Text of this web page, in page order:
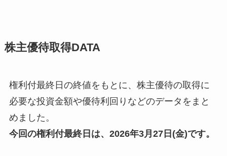
株主優待取得DATA
権利付最終日の終値をもとに、株主優待の取得に
必要な投資金額や優待利回りなどのデータをまと
めました。
今回の権利付最終日 は、2026年3月27日(金)です。